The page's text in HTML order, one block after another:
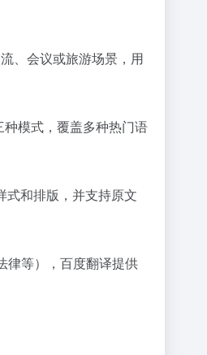
、会议或旅游场景，用
模式，覆盖多种热门语
式和排版，并支持原文
律等），百度翻译提供